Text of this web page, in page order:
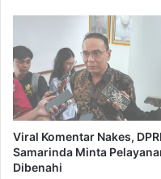
Viral Komentar Nakes,
Samarinda Minta
Dibenahi